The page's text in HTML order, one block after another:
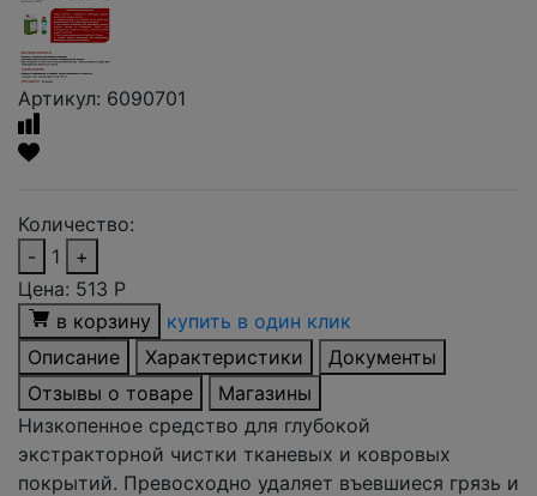
Артикул: 6090701
Количество:
-
1
+
Цена: 513 Р
в корзину
купить в один клик
Описание
Характеристики
Документы
Отзывы о товаре
Магазины
Низкопенное средство для глубокой
экстракторной чистки тканевых и ковровых
покрытий. Превосходно удаляет въевшиеся грязь и